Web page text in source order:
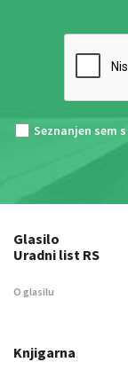
Seznanjen sem s
Glasilo
Uradni list RS
O glasilu
Knjigarna